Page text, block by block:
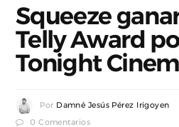
Squeeze
Telly Award
Tonight
Por Damné Jesús Pérez Irigoyen
0 Comentarios